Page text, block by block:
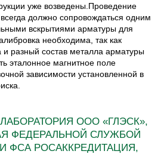
уже возведены.Проведение
должно сопровождаться одним
вскрытиями арматуры для
необходима, так как
и разный состав металла арматуры
эталонное магнитное поле
зависимости установленной в
ООО «ГЛЭСК»,
ФЕДЕРАЛЬНОЙ СЛУЖБОЙ
ФСА РОСАККРЕДИТАЦИЯ,